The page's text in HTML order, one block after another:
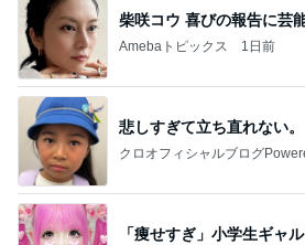
柴咲コウ 喜びの報告に芸
Amebaトピックス 1日前
悲しすぎて立ち直れない。
クロオフィシャルブログ
「痩せすぎ」小学生ギャ